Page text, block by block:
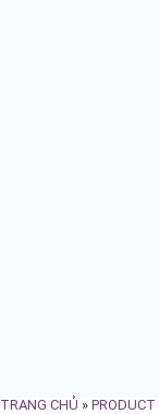
TRANG CHỦ » PRODUCT